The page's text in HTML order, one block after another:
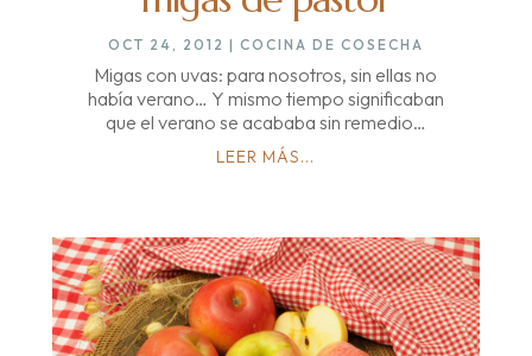
OCT 24, 2012 | COCINA DE COSECHA
Migas con uvas: para nosotros, sin ellas no
había verano… Y mismo tiempo significaban
que el verano se acababa sin remedio…
LEER MÁS...